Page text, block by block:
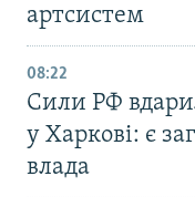
артсистем
08:22
Сили РФ
у Харкові: є
влада